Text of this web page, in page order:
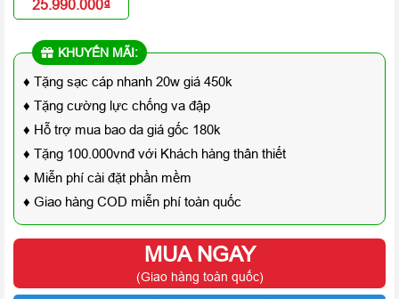
25.990.000₫
KHUYẾN MÃI:
♦ Tặng sạc cáp nhanh 20w giá 450k
♦ Tặng cường lực chống va đập
♦ Hỗ trợ mua bao da giá gốc 180k
♦ Tặng 100.000vnđ với Khách hàng thân thiết
♦ Miễn phí cài đặt phần mềm
♦ Giao hàng COD miễn phí toàn quốc
MUA NGAY
(Giao hàng toàn quốc)